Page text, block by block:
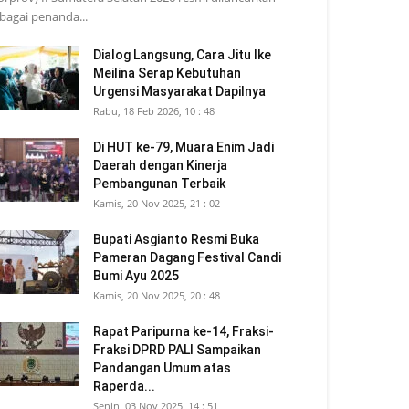
penanda...
Dialog Langsung, Cara Jitu Ike
Meilina Serap Kebutuhan
Urgensi Masyarakat Dapilnya
Rabu, 18 Feb 2026, 10 : 48
Di HUT ke-79, Muara Enim Jadi
Daerah dengan Kinerja
Pembangunan Terbaik
Kamis, 20 Nov 2025, 21 : 02
Bupati Asgianto Resmi Buka
Pameran Dagang Festival Candi
Bumi Ayu 2025
Kamis, 20 Nov 2025, 20 : 48
Rapat Paripurna ke-14, Fraksi-
Fraksi DPRD PALI Sampaikan
Pandangan Umum atas
Raperda...
Senin, 03 Nov 2025, 14 : 51